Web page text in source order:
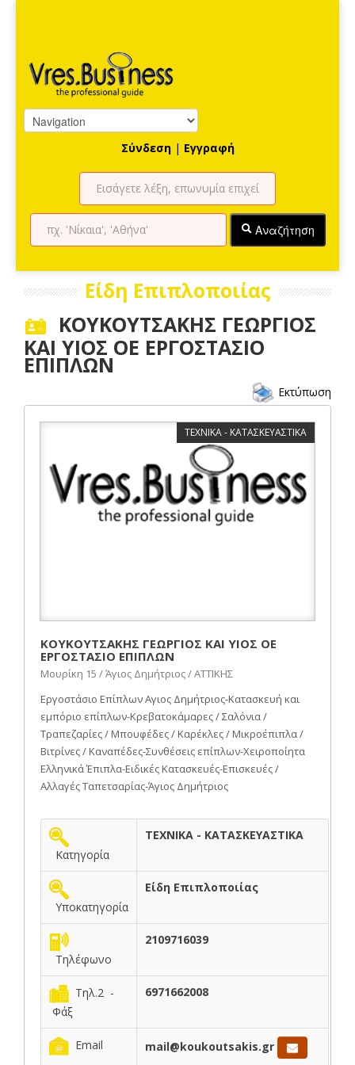
Σύνδεση | Εγγραφή
Αναζήτηση
Είδη Επιπλοποιίας
ΚΟΥΚΟΥΤΣΑΚΗΣ ΓΕΩΡΓΙΟΣ
ΚΑΙ ΥΙΟΣ ΟΕ ΕΡΓΟΣΤΑΣΙΟ
ΕΠΙΠΛΩΝ
Εκτύπωση
ΤΕΧΝΙΚΑ - ΚΑΤΑΣΚΕΥΑΣΤΙΚΑ
ΚΟΥΚΟΥΤΣΑΚΗΣ ΓΕΩΡΓΙΟΣ ΚΑΙ ΥΙΟΣ ΟΕ
ΕΡΓΟΣΤΑΣΙΟ ΕΠΙΠΛΩΝ
Μουρίκη 15 / Άγιος Δημήτριος / ΑΤΤΙΚΗΣ
Εργοστάσιο Επίπλων Αγιος Δημήτριος-Κατασκευή και
εμπόριο επίπλων-Κρεβατοκάμαρες / Σαλόνια /
Τραπεζαρίες / Μπουφέδες / Καρέκλες / Μικροέπιπλα /
Βιτρίνες / Καναπέδες-Συνθέσεις επίπλων-Χειροποίητα
Ελληνικά Έπιπλα-Ειδικές Κατασκευές-Επισκευές /
Αλλαγές Ταπετσαρίας-Άγιος Δημήτριος
Κατηγορία
ΤΕΧΝΙΚΑ - ΚΑΤΑΣΚΕΥΑΣΤΙΚΑ
Υποκατηγορία
Είδη Επιπλοποιίας
Τηλέφωνο
2109716039
Τηλ.2 -
Φάξ
6971662008
Email mail@koukoutsakis.gr